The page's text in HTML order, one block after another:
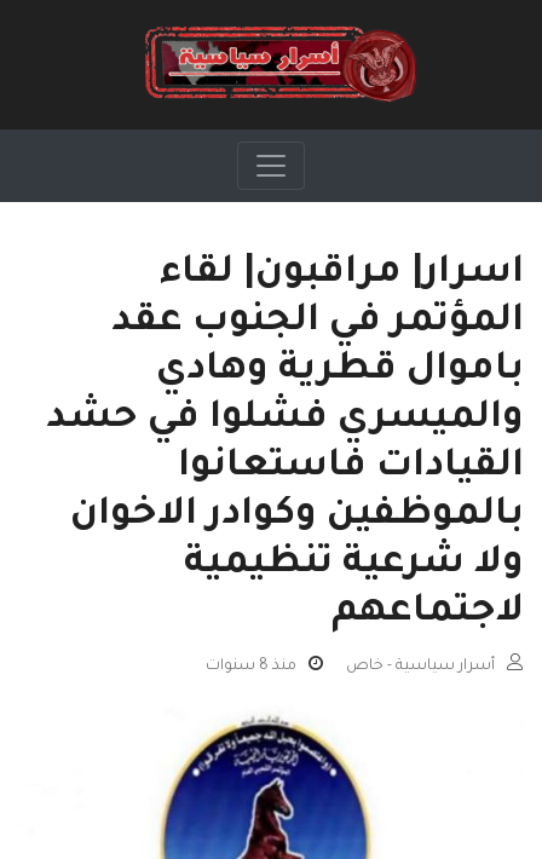
اسرار| مراقبون| لقاء
المؤتمر في الجنوب عقد
باموال قطرية وهادي
والميسري فشلوا في حشد
القيادات فاستعانوا
بالموظفين وكوادر الاخوان
ولا شرعية تنظيمية
لاجتماعهم
أسرار سياسية - خاص منذ 8 سنوات